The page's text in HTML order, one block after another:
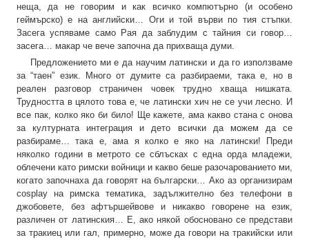
неща, да не говорим и как всичко компютърно (и особено
геймърско) е на английски… Оги и той върви по тия стъпки.
Засега успяваме само Рая да заблудим с тайния си говор…
засега… макар че вече започна да прихваща думи.
Предложението ми е да научим латински и да го използваме
за “таен” език. Много от думите са разбираеми, така е, но в
реален разговор страничен човек трудно хваща нишката.
Трудността в цялото това е, че латински хич не се учи лесно. И
все пак, колко яко би било! Ще кажете, ама какво стана с онова
за културната интеграция и дето всички да можем да се
разбираме… така е, ама я колко е яко на латински! Преди
няколко години в метрото се сблъсках с една орда младежи,
облечени като римски войници и какво беше разочарованието ми,
когато започнаха да говорят на български… Ако аз организирам
cosplay на римска тематика, задължително без телефони в
джобовете, без афтършейвове и никакво говорене на език,
различен от латинския… Е, ако някой обосновано се представи
за тракиец или гал, примерно, може да говори на тракийски или